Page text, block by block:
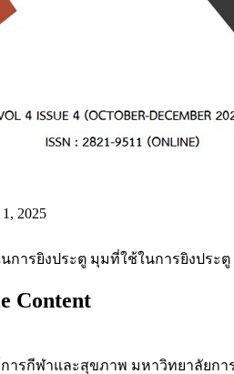
2025
นการยิงประตู มุมที่ใช้ในการยิงปร
Content
ารกีฬาและสุขภาพ มหาวิทยาลัยกา